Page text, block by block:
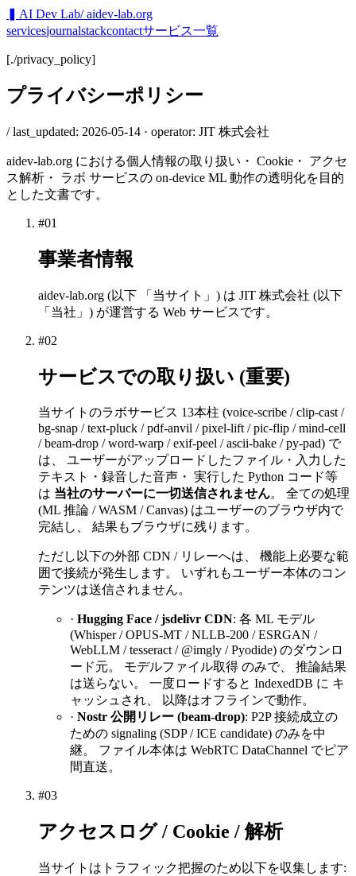
AI Dev Lab/ aidev-lab.org
servicesjournalstackcontactサービス一覧
[./privacy_policy]
プライバシーポリシー
/ last_updated: 2026-05-14 · operator: JIT 株式会社
aidev-lab.org における個人情報の取り扱い・ Cookie・ アクセ
ス解析・ ラボ サービスの on-device ML 動作の透明化を目的
とした文書です。
#01
事業者情報
aidev-lab.org (以下 「当サイト」) は JIT 株式会社 (以下
「当社」) が運営する Web サービスです。
#02
サービスでの取り扱い (重要)
当サイトのラボサービス 13本柱 (voice-scribe / clip-cast /
bg-snap / text-pluck / pdf-anvil / pixel-lift / pic-flip / mind-cell
/ beam-drop / word-warp / exif-peel / ascii-bake / py-pad) で
は、 ユーザーがアップロードしたファイル・入力した
テキスト・録音した音声・ 実行した Python コード等
は 当社のサーバーに一切送信されません。 全ての処理
(ML 推論 / WASM / Canvas) はユーザーのブラウザ内で
完結し、 結果もブラウザに残ります。
ただし以下の外部 CDN / リレーへは、 機能上必要な範
囲で接続が発生します。 いずれもユーザー本体のコン
テンツは送信されません。
· Hugging Face / jsdelivr CDN: 各 ML モデル
(Whisper / OPUS-MT / NLLB-200 / ESRGAN /
WebLLM / tesseract / @imgly / Pyodide) のダウンロ
ード元。 モデルファイル取得 のみで、 推論結果
は送らない。 一度ロードすると IndexedDB に キ
ャッシュされ、 以降はオフラインで動作。
· Nostr 公開リレー (beam-drop): P2P 接続成立の
ための signaling (SDP / ICE candidate) のみを中
継。 ファイル本体は WebRTC DataChannel でピア
間直送。
#03
アクセスログ / Cookie / 解析
当サイトはトラフィック把握のため以下を収集します: